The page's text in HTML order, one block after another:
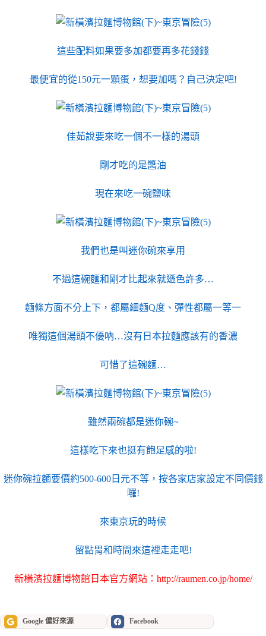
這些配料如果要多加都要再多花錢錢
最便宜的從150元一顆蛋，想要加嗎？自己決定吧!
佳茹說要來吃一個不一樣的湯頭
剛才吃的是醬油
現在來吃一碗鹽味
我們也是叫迷你碗來享用
不過這碗麵和剛才比起來就遜色許多…
麵條方面不分上下，都屬細麵Q度、彈性都屬一等一
唯獨這個湯頭不優吶…沒有日本拉麵應該有的香濃
可惜了這碗麵…
雖然兩碗都是迷你碗~
這樣吃下來也挺有飽足感的啦!
迷你碗拉麵要價約500-600日元不等，按各家店家設定不同價錢
囉!
來東京玩的時候
留點胃和時間來這裡走走吧!
新橫濱拉麵博物館日本官方網站： http://raumen.co.jp/home/
Google 偏好來源 Facebook